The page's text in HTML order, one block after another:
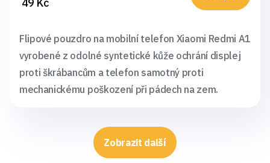
Flipové pouzdro na mobilní telefon Xiaomi Redmi A1
vyrobené z odolné syntetické kůže ochrání displej
proti škrábancům a telefon samotný proti
mechanickému poškození při pádech na zem.
Zobrazit další